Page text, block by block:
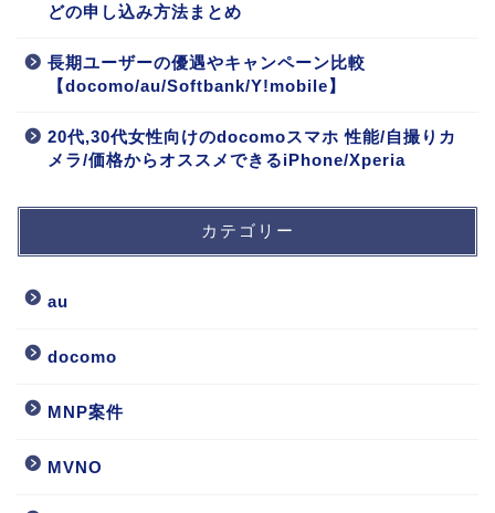
どの申し込み方法まとめ
長期ユーザーの優遇やキャンペーン比較
【docomo/au/Softbank/Y!mobile】
20代,30代女性向けのdocomoスマホ 性能/自撮りカ
メラ/価格からオススメできるiPhone/Xperia
カテゴリー
au
docomo
MNP案件
MVNO